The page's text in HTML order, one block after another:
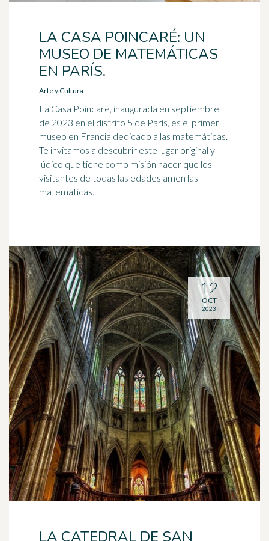
LA CASA POINCARÉ: UN
MUSEO DE MATEMÁTICAS
EN PARÍS.
Arte y Cultura
La Casa Poincaré, inaugurada en septiembre
de 2023 en el distrito 5 de París, es el primer
museo en Francia dedicado a las matemáticas.
Te invitamos a descubrir este lugar original y
lúdico que tiene como misión hacer que los
visitantes de todas las edades amen las
matemáticas.
LA CATEDRAL DE SAN
12
OCT
2023